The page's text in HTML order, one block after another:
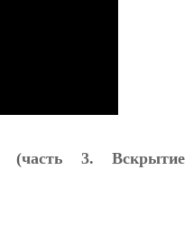
(часть 3. Вскрытие